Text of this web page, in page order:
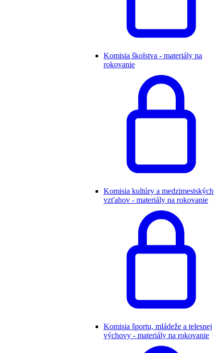
Komisia školstva - materiály na
rokovanie
Komisia kultúry a medzimestských
vzťahov - materiály na rokovanie
Komisia športu, mládeže a telesnej
výchovy - materiály na rokovanie